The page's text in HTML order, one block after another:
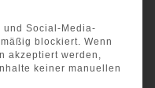
Gute für das neue
und Social-Media-
blockiert. Wenn
akzeptiert werden,
keiner manuellen